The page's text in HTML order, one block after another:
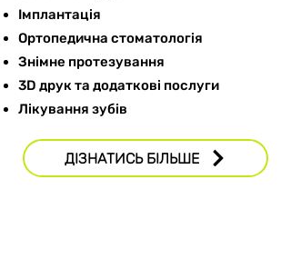
Імплантація
Ортопедична стоматологія
Знімне протезування
3D друк та додаткові послуги
Лікування зубів
ДІЗНАТИСЬ БІЛЬШЕ